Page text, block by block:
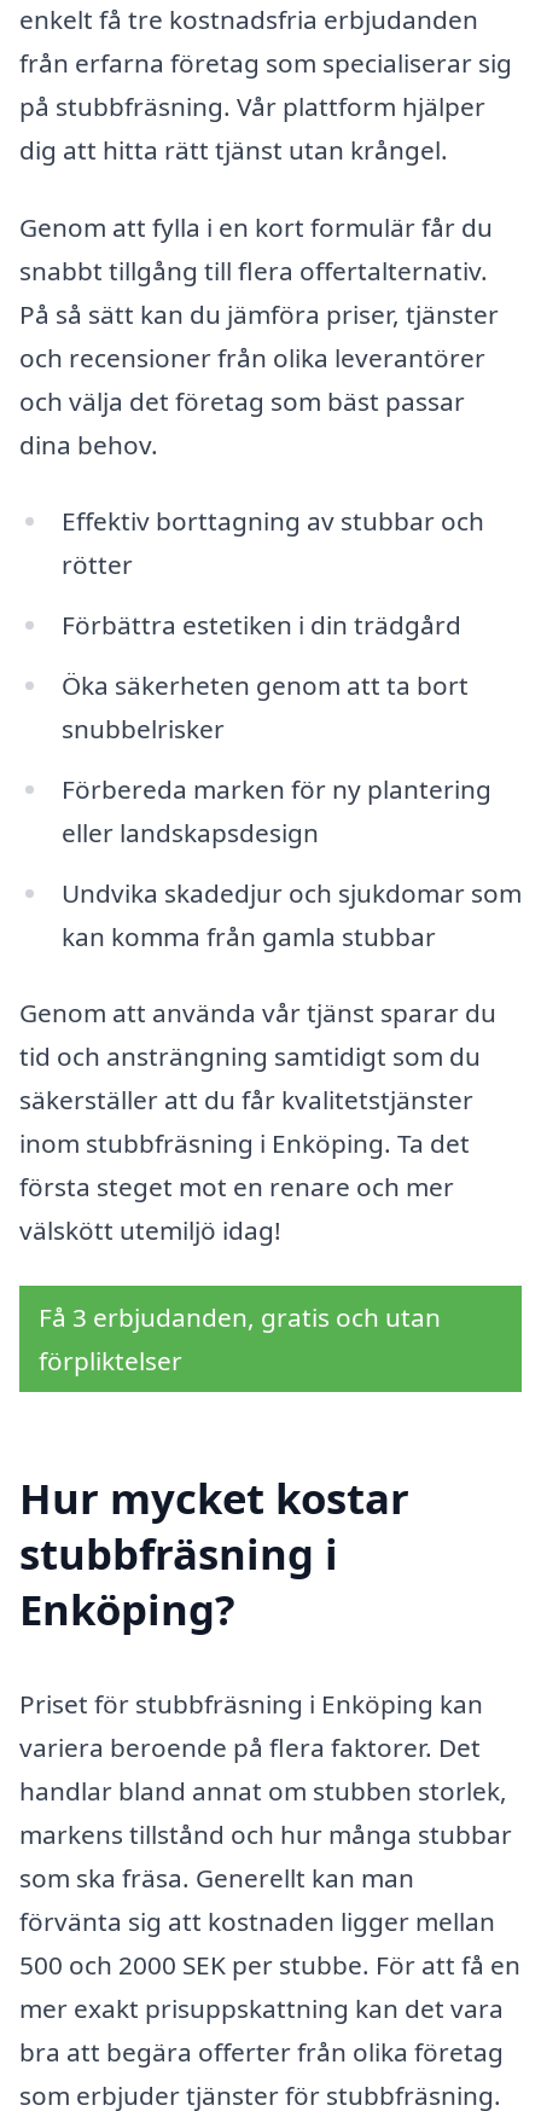
enkelt få tre kostnadsfria erbjudanden
från erfarna företag som specialiserar sig
på stubbfräsning. Vår plattform hjälper
dig att hitta rätt tjänst utan krångel.
Genom att fylla i en kort formulär får du
snabbt tillgång till flera offertalternativ.
På så sätt kan du jämföra priser, tjänster
och recensioner från olika leverantörer
och välja det företag som bäst passar
dina behov.
Effektiv borttagning av stubbar och
rötter
Förbättra estetiken i din trädgård
Öka säkerheten genom att ta bort
snubbelrisker
Förbereda marken för ny plantering
eller landskapsdesign
Undvika skadedjur och sjukdomar som
kan komma från gamla stubbar
Genom att använda vår tjänst sparar du
tid och ansträngning samtidigt som du
säkerställer att du får kvalitetstjänster
inom stubbfräsning i Enköping. Ta det
första steget mot en renare och mer
välskött utemiljö idag!
Få 3 erbjudanden, gratis och utan
förpliktelser
Hur mycket kostar
stubbfräsning i
Enköping?
Priset för stubbfräsning i Enköping kan
variera beroende på flera faktorer. Det
handlar bland annat om stubben storlek,
markens tillstånd och hur många stubbar
som ska fräsa. Generellt kan man
förvänta sig att kostnaden ligger mellan
500 och 2000 SEK per stubbe. För att få en
mer exakt prisuppskattning kan det vara
bra att begära offerter från olika företag
som erbjuder tjänster för stubbfräsning.